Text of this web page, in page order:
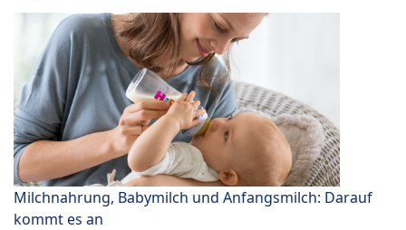
Milchnahrung, Babymilch und Anfangsmilch: Darauf
kommt es an